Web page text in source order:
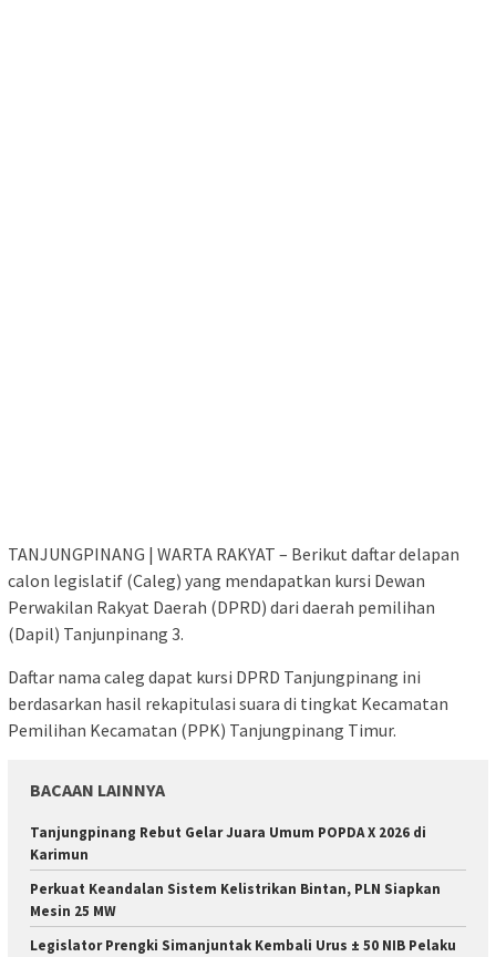
TANJUNGPINANG | WARTA RAKYAT – Berikut daftar delapan
calon legislatif (Caleg) yang mendapatkan kursi Dewan
Perwakilan Rakyat Daerah (DPRD) dari daerah pemilihan
(Dapil) Tanjunpinang 3.
Daftar nama caleg dapat kursi DPRD Tanjungpinang ini
berdasarkan hasil rekapitulasi suara di tingkat Kecamatan
Pemilihan Kecamatan (PPK) Tanjungpinang Timur.
BACAAN LAINNYA
Tanjungpinang Rebut Gelar Juara Umum POPDA X 2026 di
Karimun
Perkuat Keandalan Sistem Kelistrikan Bintan, PLN Siapkan
Mesin 25 MW
Legislator Prengki Simanjuntak Kembali Urus ± 50 NIB Pelaku